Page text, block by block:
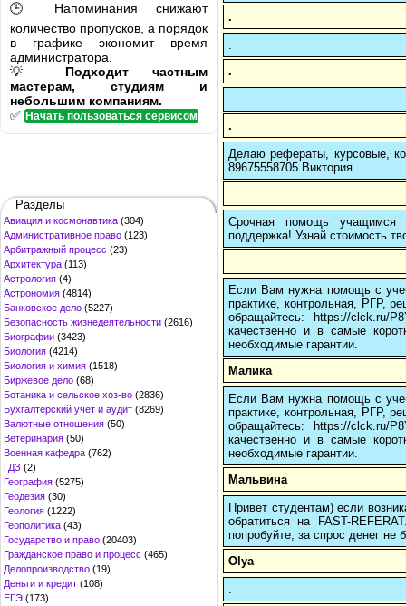
🕒 Напоминания снижают
количество пропусков, а порядок
в графике экономит время
администратора.
💡 Подходит частным
мастерам, студиям и
небольшим компаниям.
✅ Начать пользоваться сервисом
Разделы
Авиация и космонавтика (304)
Административное право (123)
Арбитражный процесс (23)
Архитектура (113)
Астрология (4)
Астрономия (4814)
Банковское дело (5227)
Безопасность жизнедеятельности (2616)
Биографии (3423)
Биология (4214)
Биология и химия (1518)
Биржевое дело (68)
Ботаника и сельское хоз-во (2836)
Бухгалтерский учет и аудит (8269)
Валютные отношения (50)
Ветеринария (50)
Военная кафедра (762)
ГДЗ (2)
География (5275)
Геодезия (30)
Геология (1222)
Геополитика (43)
Государство и право (20403)
Гражданское право и процесс (465)
Делопроизводство (19)
Деньги и кредит (108)
ЕГЭ (173)
.
.
.
Делаю рефераты, курсовые,
89675558705 Виктория.
Срочная помощь учащимся в
поддержка! Узнай стоимость
Если Вам нужна помощь с
практике, контрольная, РГР,
обращайтесь: https://clck.ru/
качественно и в самые
необходимые гарантии.
Малика
Если Вам нужна помощь с
практике, контрольная, РГР,
обращайтесь: https://clck.ru/
качественно и в самые
необходимые гарантии.
Мальвина
Привет студентам) если
обратиться на FAST-
попробуйте, за спрос денег не
Olya